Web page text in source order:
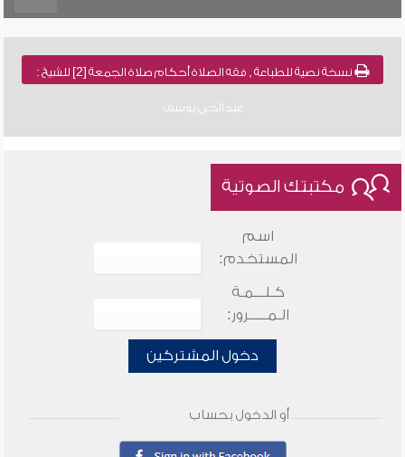
نسخة نصية للطباعة , فقه الصلاة أحكام صلاة الجمعة [2] للشيخ :
عبد الحي يوسف
مكتبتك الصوتية
اسم
المستخدم:
كـلـــمـة
الـمـــــرور:
دخول المشتركين
أو الدخول بحساب